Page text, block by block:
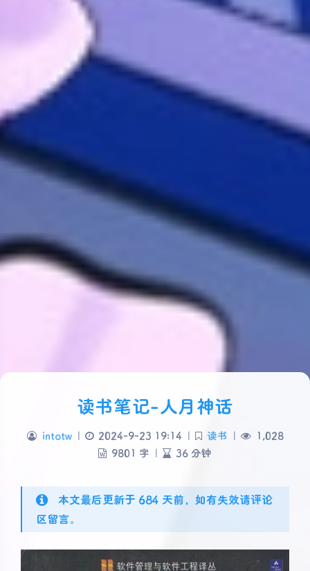
读书笔记-人月神话
intotw | 2024-9-23 19:14 | 读书 |
1,028
9801 字 | 36 分钟
本文最后更新于 684 天前，如有失效请评论
区留言。